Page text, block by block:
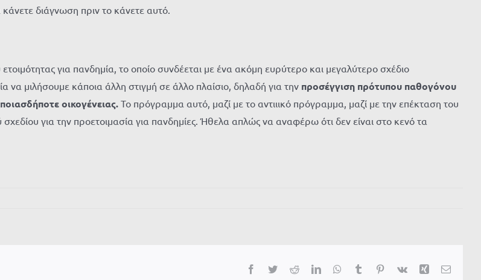
διάγνωση πριν το κάνετε αυτό.
για πανδημία, το οποίο συνδέεται με ένα ακόμη ευρύτερο και μεγαλύτερο σχέδιο
να μιλήσουμε κάποια άλλη στιγμή σε άλλο πλαίσιο, δηλαδή για την προσέγγιση πρότυπου παθογόνου
οικογένειας. Το πρόγραμμα αυτό, μαζί με το αντιιικό πρόγραμμα, μαζί με την επέκταση του
για την προετοιμασία για πανδημίες. Ήθελα απλώς να αναφέρω ότι δεν είναι στο κενό τα
Facebook
TwitterRedditLinkedInWhatsApp
Tumblr Pinterest
Vk Xing Email